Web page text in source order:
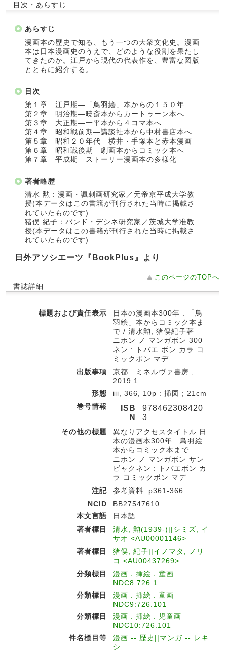
目次・あらすじ
あらすじ
漫画本の歴史で知る、もう一つの大衆文化史。漫画
本は日本漫画史のうえで、どのような役割を果たし
てきたのか。江戸から現代の代表作を、豊富な図版
とともに紹介する。
目次
第１章 江戸期―「鳥羽絵」本からの１５０年
第２章 明治期―暁斎本からカートゥーン本へ
第３章 大正期―一平本から４コマ本へ
第４章 昭和戦前期―講談社本から中村書店本へ
第５章 昭和２０年代―横井・手塚本と赤本漫画
第６章 昭和戦後期―劇画本からコミック本へ
第７章 平成期―ストーリー漫画本の多様化
著者略歴
清水 勲：漫画・諷刺画研究家／元帝京平成大学教
授(本データはこの書籍が刊行された当時に掲載さ
れていたものです)
猪俣 紀子：バンド・デシネ研究家／茨城大学准教
授(本データはこの書籍が刊行された当時に掲載さ
れていたものです)
日外アソシエーツ『BookPlus』より
このページのTOPへ
書誌詳細
標題および責任表示
日本の漫画本300年 : 「鳥
羽絵」本からコミック本ま
で / 清水勲, 猪俣紀子著
ニホン ノ マンガボン 300
ネン : トバエ ボン カラ コ
ミックボン マデ
出版事項
京都 : ミネルヴァ書房 ,
2019.1
形態
iii, 366, 10p : 挿図 ; 21cm
巻号情報
ISB
N
978462308420
3
その他の標題
異なりアクセスタイトル:日
本の漫画本300年 : 鳥羽絵
本からコミック本まで
ニホン ノ マンガボン サン
ビャクネン : トバエボン カ
ラ コミックボン マデ
注記
参考資料: p361-366
NCID
BB27547610
本文言語
日本語
著者標目
清水, 勲(1939-)||シミズ, イ
サオ <AU00001146>
著者標目
猪俣, 紀子||イノマタ, ノリ
コ <AU00437269>
分類標目
漫画．挿絵．童画
NDC8:726.1
分類標目
漫画．挿絵．童画
NDC9:726.101
分類標目
漫画．挿絵．児童画
NDC10:726.101
件名標目等
漫画 -- 歴史||マンガ -- レキ
シ